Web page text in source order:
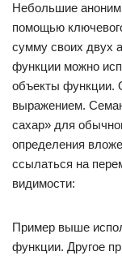
Небольшие
помощью
сумму своих двух
функции можно
объекты функции.
выражением.
сахар» для
определения
ссылаться на
видимости:
Пример выше
функции. Другое